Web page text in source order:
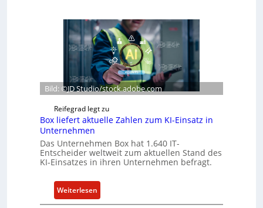
Bild: ©JD Studio/stock.adobe.com
Reifegrad legt zu
Box liefert aktuelle Zahlen zum KI-Einsatz in
Unternehmen
Das Unternehmen Box hat 1.640 IT-
Entscheider weltweit zum aktuellen Stand des
KI-Einsatzes in ihren Unternehmen befragt.
Weiterlesen:
B